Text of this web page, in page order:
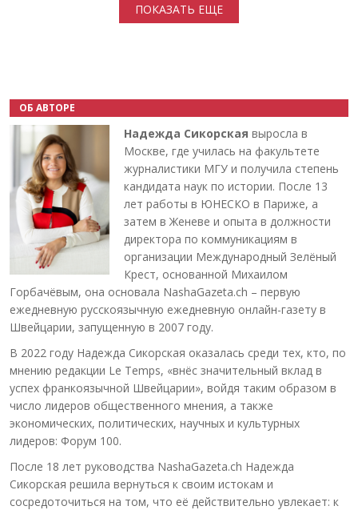
ПОКАЗАТЬ ЕЩЕ
ОБ АВТОРЕ
Надежда Сикорская выросла в
Москве, где училась на факультете
журналистики МГУ и получила степень
кандидата наук по истории. После 13
лет работы в ЮНЕСКО в Париже, а
затем в Женеве и опыта в должности
директора по коммуникациям в
организации Международный Зелёный
Крест, основанной Михаилом
Горбачёвым, она основала NashaGazeta.ch – первую
ежедневную русскоязычную ежедневную онлайн-газету в
Швейцарии, запущенную в 2007 году.
В 2022 году Надежда Сикорская оказалась среди тех, кто, по
мнению редакции Le Temps, «внёс значительный вклад в
успех франкоязычной Швейцарии», войдя таким образом в
число лидеров общественного мнения, а также
экономических, политических, научных и культурных
лидеров: Форум 100.
После 18 лет руководства NashaGazeta.ch Надежда
Сикорская решила вернуться к своим истокам и
сосредоточиться на том, что её действительно увлекает: к